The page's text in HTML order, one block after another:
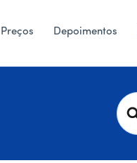
Preços Depoimentos
P
e